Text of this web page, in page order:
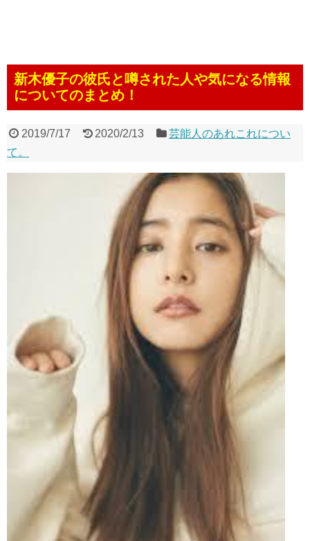
新木優子の彼氏と噂された人や気になる情報
についてのまとめ！
2019/7/17 2020/2/13
芸能人のあれこれについ
て。